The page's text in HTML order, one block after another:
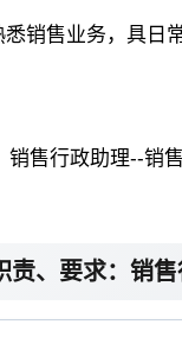
销售业务，具日
售行政助理--销
责、要求：销售